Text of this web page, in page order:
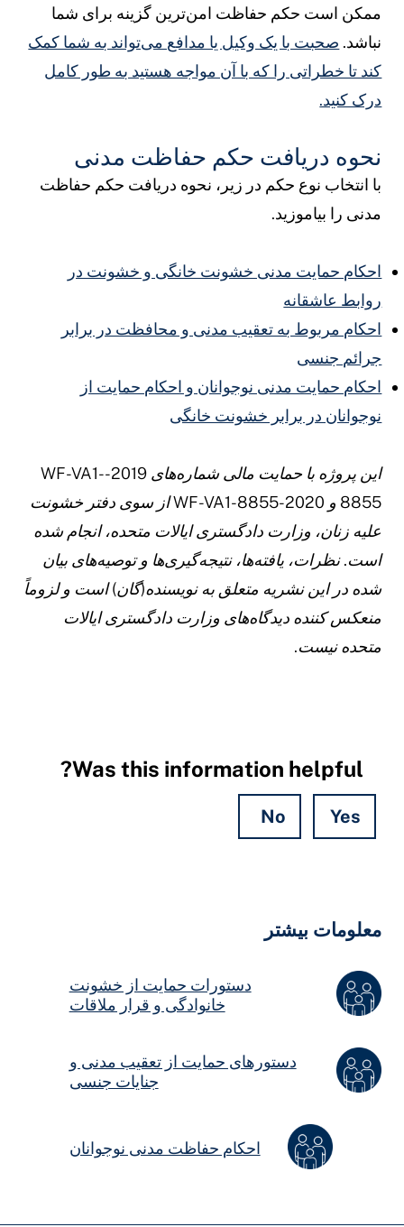
ممکن است حکم حفاظت امن‌ترین گزینه برای شما
نباشد.صحبت با یک وکیل یا مدافع می‌تواند به شما کمک
کند تا خطراتی را که با آن مواجه هستید به طور کامل
درک کنید.
نحوه دریافت حکم حفاظت مدنی
با انتخاب نوع حکم در زیر، نحوه دریافت حکم حفاظت
مدنی را بیاموزید.
احکام حمایت مدنی خشونت خانگی و خشونت در
روابط عاشقانه
احکام مربوط به تعقیب مدنی و محافظت در برابر
جرائم جنسی
احکام حمایت مدنی نوجوانان و احکام حمایت از
نوجوانان در برابر خشونت خانگی
این پروژه با حمایت مالی شماره‌های 2019-WF-VA1-
8855 و 2020-WF-VA1-8855 از سوی دفتر خشونت
علیه زنان، وزارت دادگستری ایالات متحده، انجام شده
است. نظرات، یافته‌ها، نتیجه‌گیری‌ها و توصیه‌های بیان
شده در این نشریه متعلق به نویسنده(گان) است و لزوماً
منعکس کننده دیدگاه‌های وزارت دادگستری ایالات
متحده نیست.
Was this information helpful?
Yes
No
معلومات بیشتر
دستورات حمایت از خشونت
خانوادگی و قرار ملاقات
دستورهای حمایت از تعقیب مدنی و
جنایات جنسی
احکام حفاظت مدنی نوجوانان